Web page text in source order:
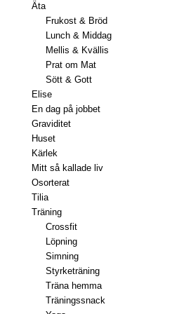
Äta
Frukost & Bröd
Lunch & Middag
Mellis & Kvällis
Prat om Mat
Sött & Gott
Elise
En dag på jobbet
Graviditet
Huset
Kärlek
Mitt så kallade liv
Osorterat
Tilia
Träning
Crossfit
Löpning
Simning
Styrketräning
Träna hemma
Träningssnack